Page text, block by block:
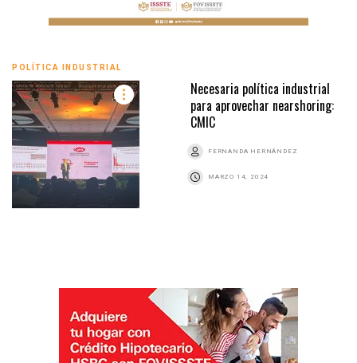
POLÍTICA INDUSTRIAL
Necesaria política industrial
para aprovechar nearshoring:
CMIC
FERNANDA HERNÁNDEZ
MARZO 14, 2024